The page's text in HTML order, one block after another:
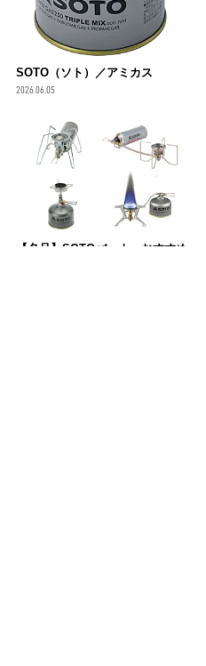
SOTO（ソト）／アミカス
2026.06.05
【名品】SOTOバーナーおすすめ